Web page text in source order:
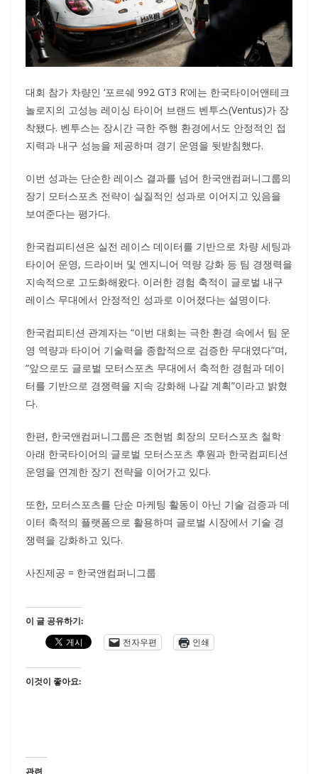
대회 참가 차량인 ‘포르쉐 992 GT3 R’에는 한국타이어앤테크
놀로지의 고성능 레이싱 타이어 브랜드 벤투스(Ventus)가 장
착됐다. 벤투스는 장시간 극한 주행 환경에서도 안정적인 접
지력과 내구 성능을 제공하며 경기 운영을 뒷받침했다.
이번 성과는 단순한 레이스 결과를 넘어 한국앤컴퍼니그룹의
장기 모터스포츠 전략이 실질적인 성과로 이어지고 있음을
보여준다는 평가다.
한국컴피티션은 실전 레이스 데이터를 기반으로 차량 세팅과
타이어 운영, 드라이버 및 엔지니어 역량 강화 등 팀 경쟁력을
지속적으로 고도화해왔다. 이러한 경험 축적이 글로벌 내구
레이스 무대에서 안정적인 성과로 이어졌다는 설명이다.
한국컴피티션 관계자는 “이번 대회는 극한 환경 속에서 팀 운
영 역량과 타이어 기술력을 종합적으로 검증한 무대였다”며,
“앞으로도 글로벌 모터스포츠 무대에서 축적한 경험과 데이
터를 기반으로 경쟁력을 지속 강화해 나갈 계획”이라고 밝혔
다.
한편, 한국앤컴퍼니그룹은 조현범 회장의 모터스포츠 철학
아래 한국타이어의 글로벌 모터스포츠 후원과 한국컴피티션
운영을 연계한 장기 전략을 이어가고 있다.
또한, 모터스포츠를 단순 마케팅 활동이 아닌 기술 검증과 데
이터 축적의 플랫폼으로 활용하며 글로벌 시장에서 기술 경
쟁력을 강화하고 있다.
사진제공 = 한국앤컴퍼니그룹
이 글 공유하기:
전자우편
인쇄
이것이 좋아요:
관련